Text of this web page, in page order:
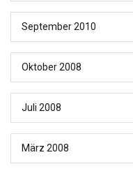
September 2010
Oktober 2008
Juli 2008
März 2008